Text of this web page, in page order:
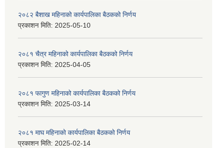
२०८२ बैशाख महिनाको कार्यपालिका बैठकको निर्णय
प्रकाशन मिति: 2025-05-10
२०८१ चैत्र महिनाको कार्यपालिका बैठकको निर्णय
प्रकाशन मिति: 2025-04-05
२०८१ फागुण महिनाको कार्यपालिका बैठकको निर्णय
प्रकाशन मिति: 2025-03-14
२०८१ माघ महिनाको कार्यपालिका बैठकको निर्णय
प्रकाशन मिति: 2025-02-14